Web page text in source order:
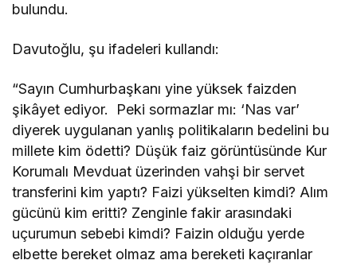
bulundu.
Davutoğlu, şu ifadeleri kullandı:
“Sayın Cumhurbaşkanı yine yüksek faizden
şikâyet ediyor. Peki sormazlar mı: ‘Nas var’
diyerek uygulanan yanlış politikaların bedelini bu
millete kim ödetti? Düşük faiz görüntüsünde Kur
Korumalı Mevduat üzerinden vahşi bir servet
transferini kim yaptı? Faizi yükselten kimdi? Alım
gücünü kim eritti? Zenginle fakir arasındaki
uçurumun sebebi kimdi? Faizin olduğu yerde
elbette bereket olmaz ama bereketi kaçıranlar